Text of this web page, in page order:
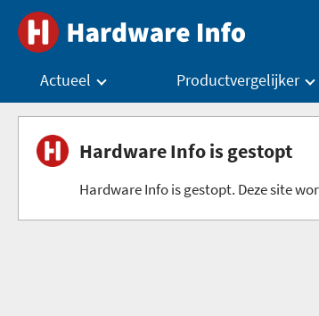
Actueel Productvergelijker
Hardware Info is gestopt
Hardware Info is gestopt. Deze site